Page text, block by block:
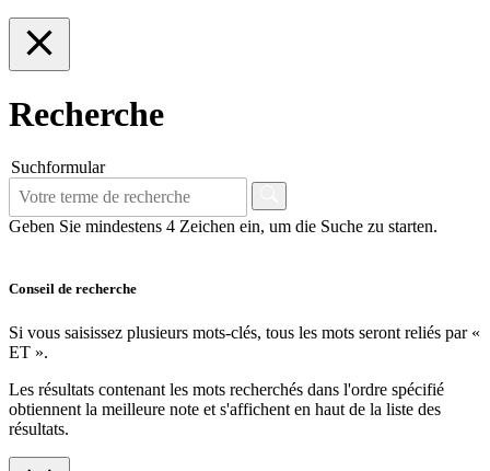
Recherche
Suchformular
Geben Sie mindestens 4 Zeichen ein, um die Suche zu starten.
Conseil de recherche
Si vous saisissez plusieurs mots-clés, tous les mots seront reliés par «
ET ».
Les résultats contenant les mots recherchés dans l'ordre spécifié
obtiennent la meilleure note et s'affichent en haut de la liste des
résultats.